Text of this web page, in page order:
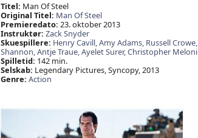
Titel: Man Of Steel
Original Titel: Man Of Steel
Premieredato: 23. oktober 2013
Instruktør: Zack Snyder
Skuespillere: Henry Cavill,Amy Adams, Russell Crowe,
Shannon,Antje Traue,Ayelet Surer,Christopher Meloni
Spilletid: 142 min.
Selskab: Legendary Pictures, Syncopy, 2013
Genre: Action